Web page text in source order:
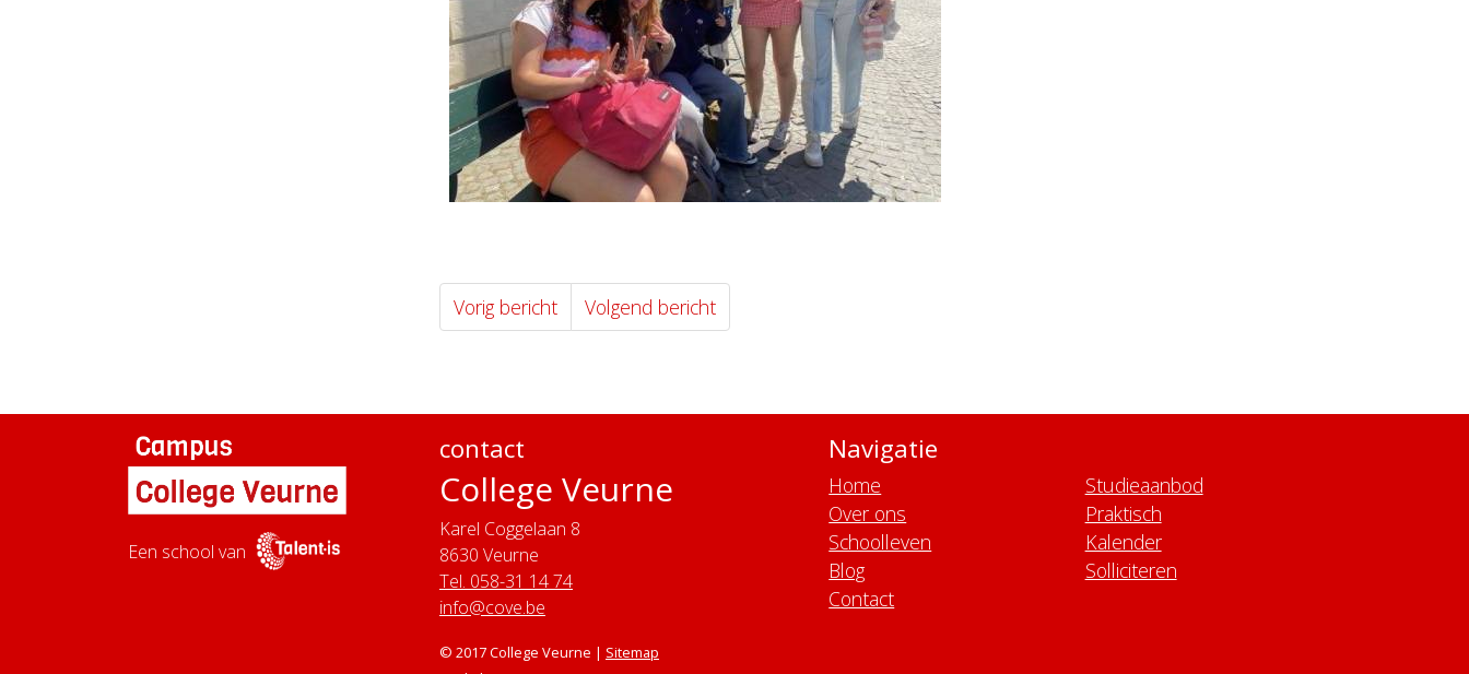
Vorig bericht Volgend bericht
Een school van
contact
College Veurne
Karel Coggelaan 8
8630 Veurne
Tel. 058-31 14 74
info@cove.be
Navigatie
Home
Studieaanbod
Over ons
Praktisch
Schoolleven
Kalender
Blog
Solliciteren
Contact
© 2017 College Veurne | Sitemap